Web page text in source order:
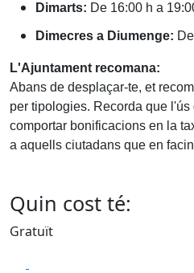
Dimarts: De 16:00 h a
Dimecres a Diumenge:
L'Ajuntament recomana:
Abans de desplaçar-te, et
per tipologies. Recorda que
comportar bonificacions en la
a aquells ciutadans que en
Quin cost té:
Gratuït